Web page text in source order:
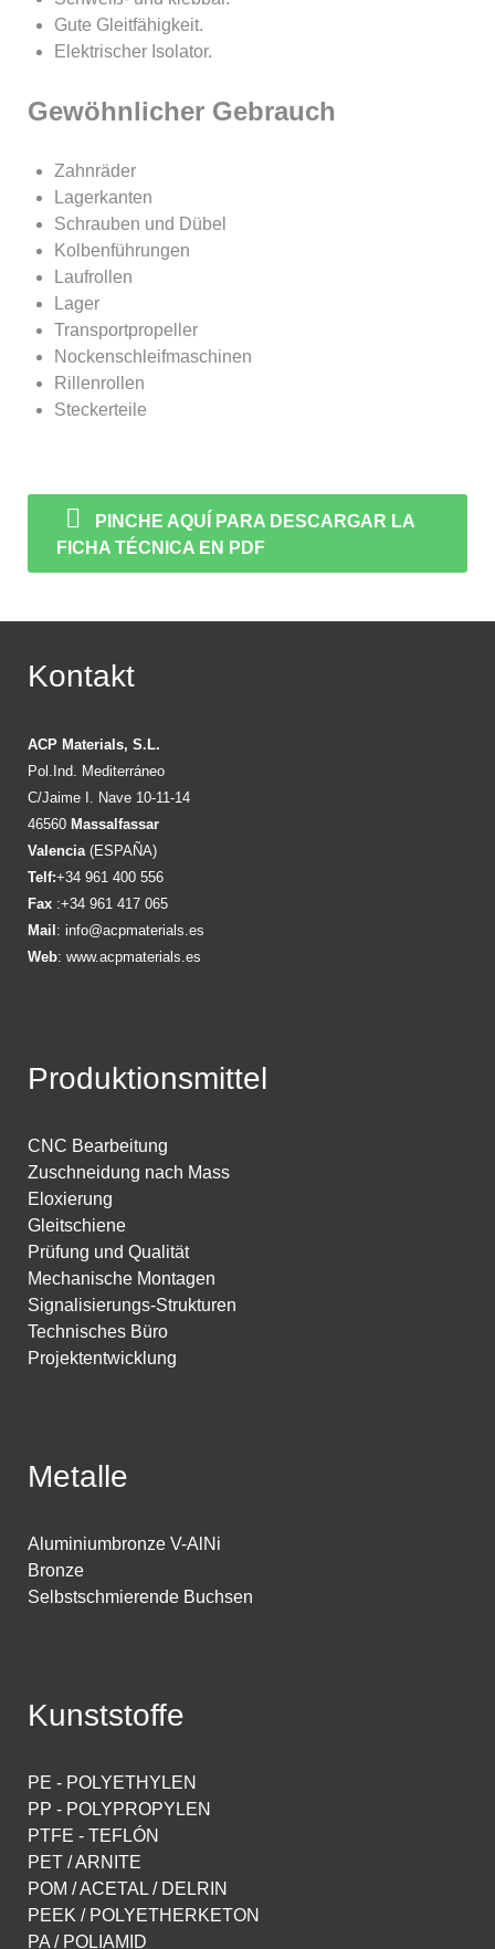
Gute Gleitfähigkeit.
Elektrischer Isolator.
Gewöhnlicher Gebrauch
Zahnräder
Lagerkanten
Schrauben und Dübel
Kolbenführungen
Laufrollen
Lager
Transportpropeller
Nockenschleifmaschinen
Rillenrollen
Steckerteile
PINCHE AQUÍ PARA DESCARGAR LA
FICHA TÉCNICA EN PDF
Kontakt
ACP Materials, S.L.
Pol.Ind. Mediterráneo
C/Jaime I. Nave 10-11-14
46560 Massalfassar
Valencia(ESPAÑA)
Telf:+34 961 400 556
Fax :+34 961 417 065
Mail : info@acpmaterials.es
Web: www.acpmaterials.es
Produktionsmittel
CNC Bearbeitung
Zuschneidung nach Mass
Eloxierung
Gleitschiene
Prüfung und Qualität
Mechanische Montagen
Signalisierungs-Strukturen
Technisches Büro
Projektentwicklung
Metalle
Aluminiumbronze V-AlNi
Bronze
Selbstschmierende Buchsen
Kunststoffe
PE - POLYETHYLEN
PP - POLYPROPYLEN
PTFE - TEFLÓN
PET / ARNITE
POM / ACETAL / DELRIN
PEEK / POLYETHERKETON
PA / POLIAMID